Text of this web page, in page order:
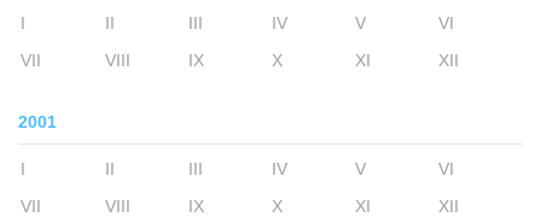
I II III IV V
VI
VII
VIII IX X XI XII
2001
I II III IV V
VI
VII
VIII IX X XI XII